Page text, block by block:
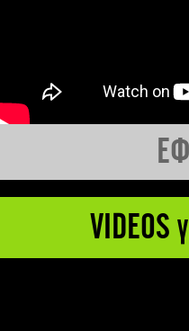
VIDEOS